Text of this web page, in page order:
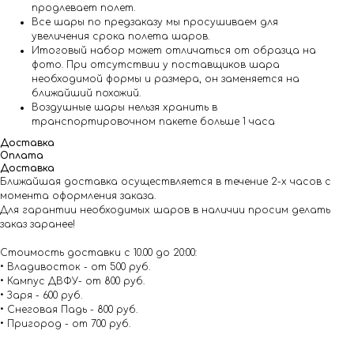
продлевает полет.
Все шары по предзаказу мы просушиваем для
увеличения срока полета шаров.
Итоговый набор может отличаться от образца на
фото. При отсутствии у поставщиков шара
необходимой формы и размера, он заменяется на
ближайший похожий.
Воздушные шары нельзя хранить в
транспортировочном пакете больше 1 часа
Доставка
Оплата
Доставка
Ближайшая доставка осуществляется в течение 2-х часов с
момента оформления заказа.
Для гарантии необходимых шаров в наличии просим делать
заказ заранее!
Стоимость доставки с 10.00 до 20:00:
• Владивосток - от 500 руб.
• Кампус ДВФУ- от 800 руб.
• Заря - 600 руб.
• Снеговая Падь - 800 руб.
• Пригород - от 700 руб.